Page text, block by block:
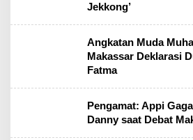
Jekkong’
Angkatan Muda
Makassar Deklarasi
Fatma
Pengamat: Appi
Danny saat Debat